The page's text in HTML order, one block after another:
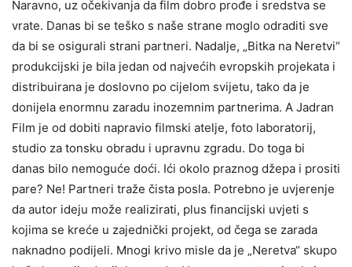
Naravno, uz očekivanja da film dobro prođe i sredstva se
vrate. Danas bi se teško s naše strane moglo odraditi sve
da bi se osigurali strani partneri. Nadalje, „Bitka na Neretvi“
produkcijski je bila jedan od najvećih evropskih projekata i
distribuirana je doslovno po cijelom svijetu, tako da je
donijela enormnu zaradu inozemnim partnerima. A Jadran
Film je od dobiti napravio filmski atelje, foto laboratorij,
studio za tonsku obradu i upravnu zgradu. Do toga bi
danas bilo nemoguće doći. Ići okolo praznog džepa i prositi
pare? Ne! Partneri traže čista posla. Potrebno je uvjerenje
da autor ideju može realizirati, plus financijski uvjeti s
kojima se kreće u zajednički projekt, od čega se zarada
naknadno podijeli. Mnogi krivo misle da je „Neretva“ skupo